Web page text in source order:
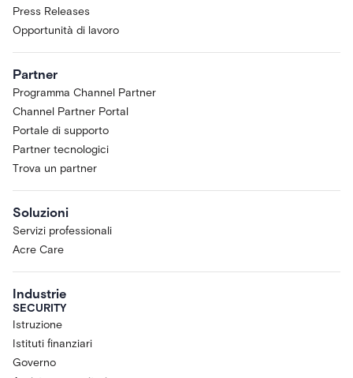
Press Releases
Opportunità di lavoro
Partner
Programma Channel Partner
Channel Partner Portal
Portale di supporto
Partner tecnologici
Trova un partner
Soluzioni
Servizi professionali
Acre Care
Industrie
SECURITY
Istruzione
Istituti finanziari
Governo